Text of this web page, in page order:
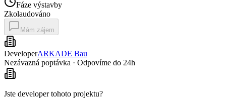
Fáze výstavby
Zkolaudováno
Mám zájem
DeveloperARKADE Bau
Nezávazná poptávka · Odpovíme do 24h
Jste developer tohoto projektu?